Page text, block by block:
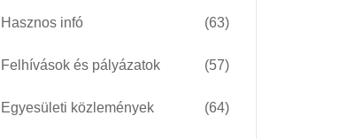
Hasznos infó (63)
Felhívások és pályázatok (57)
Egyesületi közlemények (64)